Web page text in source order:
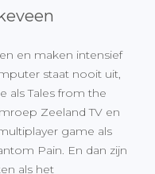
en maken intensief
staat nooit uit,
als Tales from the
Zeeland TV en
game als
Pain. En dan zijn
als het